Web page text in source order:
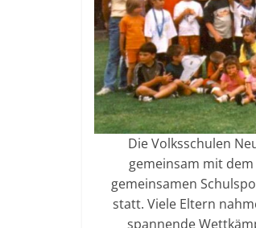
Die Volksschulen
gemeinsam mit
gemeinsamen
statt. Viele Eltern
spannende